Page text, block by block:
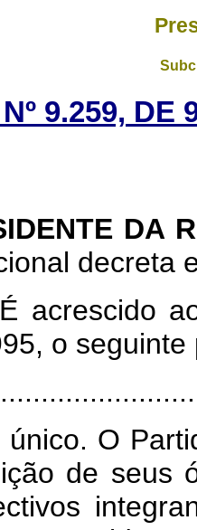
9.259, DE
DA
decreta
acrescido
o
único. O
de seus